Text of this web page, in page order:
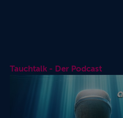
Tauchtalk - Der Podcast